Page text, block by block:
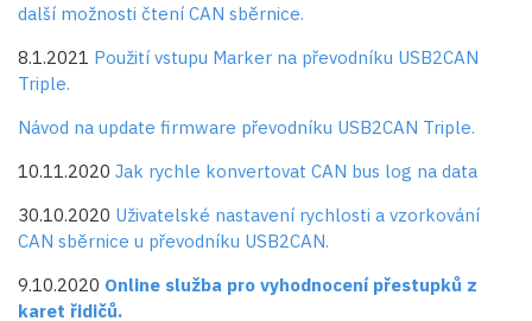
další možnosti čtení CAN sběrnice.
8.1.2021 Použití vstupu Marker na převodníku USB2CAN
Triple.
Návod na update firmware převodníku USB2CAN Triple.
10.11.2020 Jak rychle konvertovat CAN bus log na data
30.10.2020 Uživatelské nastavení rychlosti a vzorkování
CAN sběrnice u převodníku USB2CAN.
9.10.2020 Online služba pro vyhodnocení přestupků z
karet řidičů.